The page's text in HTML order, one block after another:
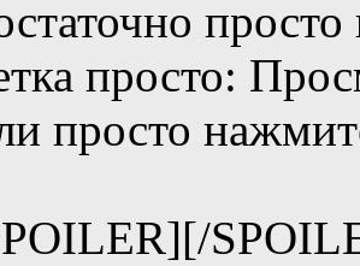
просто
просто:
просто
[/